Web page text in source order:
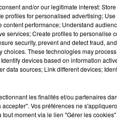
and/or our legitimate interest:
profiles for personalised advertising; Use
performance; Understand
services; Create profiles to personalise
security, prevent and detect fraud,
These technologies may
devices based on information
data sources; Link different devices;
les finalités et/ou partenaires
Vos préférences ne
moment via le lien "Gérer les